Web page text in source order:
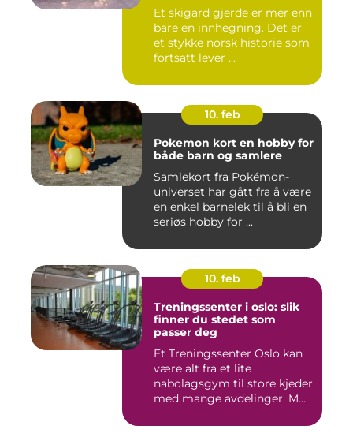
Et skigard gjerde er mer enn
bare en innhegning. Det er
et stykke norsk historie som
fortsatt lever ...
10. feb
Pokemon kort en hobby for
både barn og samlere
Samlekort fra Pokémon-
universet har gått fra å være
en enkel barnelek til å bli en
seriøs hobby for ...
10. feb
Treningssenter i oslo: slik
finner du stedet som
passer deg
Et Treningssenter Oslo kan
være alt fra et lite
nabolagsgym til store kjeder
med mange avdelinger. M...